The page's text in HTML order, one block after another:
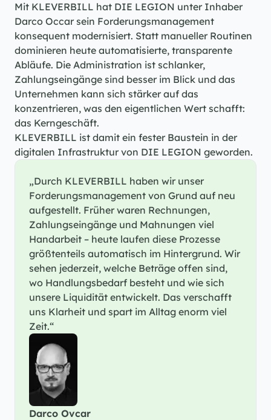
Mit KLEVERBILL hat DIE LEGION unter Inhaber
Darco Occar sein Forderungsmanagement
konsequent modernisiert. Statt manueller Routinen
dominieren heute automatisierte, transparente
Abläufe. Die Administration ist schlanker,
Zahlungseingänge sind besser im Blick und das
Unternehmen kann sich stärker auf das
konzentrieren, was den eigentlichen Wert schafft:
das Kerngeschäft.
KLEVERBILL ist damit ein fester Baustein in der
digitalen Infrastruktur von DIE LEGION geworden.
„Durch KLEVERBILL haben wir unser
Forderungsmanagement von Grund auf neu
aufgestellt. Früher waren Rechnungen,
Zahlungseingänge und Mahnungen viel
Handarbeit – heute laufen diese Prozesse
größtenteils automatisch im Hintergrund. Wir
sehen jederzeit, welche Beträge offen sind,
wo Handlungsbedarf besteht und wie sich
unsere Liquidität entwickelt. Das verschafft
uns Klarheit und spart im Alltag enorm viel
Zeit.“
Darco Ovcar